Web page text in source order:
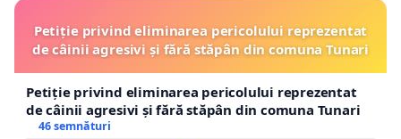
Petiție privind eliminarea pericolului reprezentat
de câinii agresivi și fără stăpân din comuna Tunari
Petiție privind eliminarea pericolului reprezentat
de câinii agresivi și fără stăpân din comuna Tunari
46 semnături